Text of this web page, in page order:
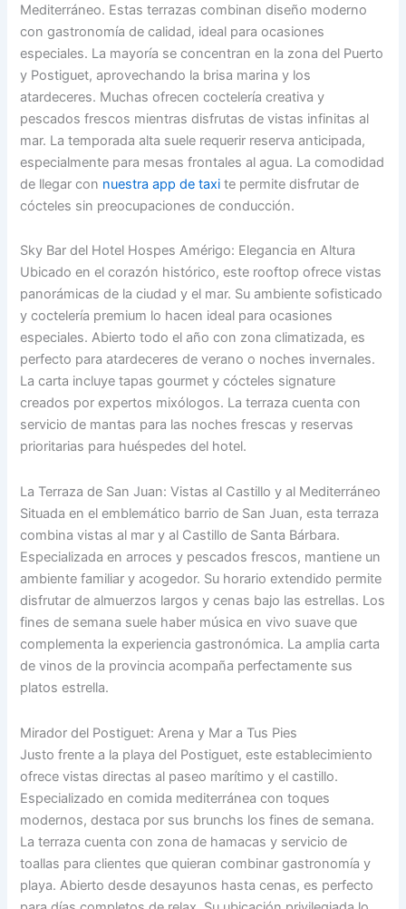
Mediterráneo. Estas terrazas combinan diseño moderno
con gastronomía de calidad, ideal para ocasiones
especiales. La mayoría se concentran en la zona del Puerto
y Postiguet, aprovechando la brisa marina y los
atardeceres. Muchas ofrecen coctelería creativa y
pescados frescos mientras disfrutas de vistas infinitas al
mar. La temporada alta suele requerir reserva anticipada,
especialmente para mesas frontales al agua. La comodidad
de llegar con nuestra app de taxi te permite disfrutar de
cócteles sin preocupaciones de conducción.
Sky Bar del Hotel Hospes Amérigo: Elegancia en Altura
Ubicado en el corazón histórico, este rooftop ofrece vistas
panorámicas de la ciudad y el mar. Su ambiente sofisticado
y coctelería premium lo hacen ideal para ocasiones
especiales. Abierto todo el año con zona climatizada, es
perfecto para atardeceres de verano o noches invernales.
La carta incluye tapas gourmet y cócteles signature
creados por expertos mixólogos. La terraza cuenta con
servicio de mantas para las noches frescas y reservas
prioritarias para huéspedes del hotel.
La Terraza de San Juan: Vistas al Castillo y al Mediterráneo
Situada en el emblemático barrio de San Juan, esta terraza
combina vistas al mar y al Castillo de Santa Bárbara.
Especializada en arroces y pescados frescos, mantiene un
ambiente familiar y acogedor. Su horario extendido permite
disfrutar de almuerzos largos y cenas bajo las estrellas. Los
fines de semana suele haber música en vivo suave que
complementa la experiencia gastronómica. La amplia carta
de vinos de la provincia acompaña perfectamente sus
platos estrella.
Mirador del Postiguet: Arena y Mar a Tus Pies
Justo frente a la playa del Postiguet, este establecimiento
ofrece vistas directas al paseo marítimo y el castillo.
Especializado en comida mediterránea con toques
modernos, destaca por sus brunchs los fines de semana.
La terraza cuenta con zona de hamacas y servicio de
toallas para clientes que quieran combinar gastronomía y
playa. Abierto desde desayunos hasta cenas, es perfecto